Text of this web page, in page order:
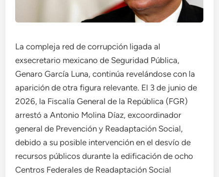
La compleja red de corrupción ligada al
exsecretario mexicano de Seguridad Pública,
Genaro García Luna, continúa revelándose con la
aparición de otra figura relevante. El 3 de junio de
2026, la Fiscalía General de la República (FGR)
arrestó a Antonio Molina Díaz, excoordinador
general de Prevención y Readaptación Social,
debido a su posible intervención en el desvío de
recursos públicos durante la edificación de ocho
Centros Federales de Readaptación Social